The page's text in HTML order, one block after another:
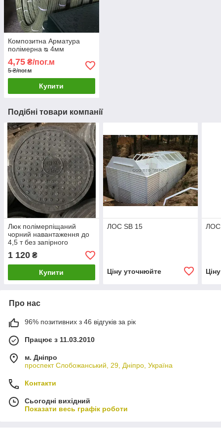
Композитна Арматура
полімерна ᴓ 4мм
4,75 ₴/пог.м
5 ₴/пог.м
Купити
Подібні товари компанії
Люк полімерпіщаний
чорний навантаження до
4,5 т без запірного
1 120 ₴
Купити
ЛОС ЅВ 15
Ціну уточнюйте
ЛОС
Про нас
96% позитивних з 46 відгуків за рік
Працює з 11.03.2010
м. Дніпро
проспект Слобожанський, 29, Дніпро, Україна
Контакти
Сьогодні вихідний
Показати весь графік роботи